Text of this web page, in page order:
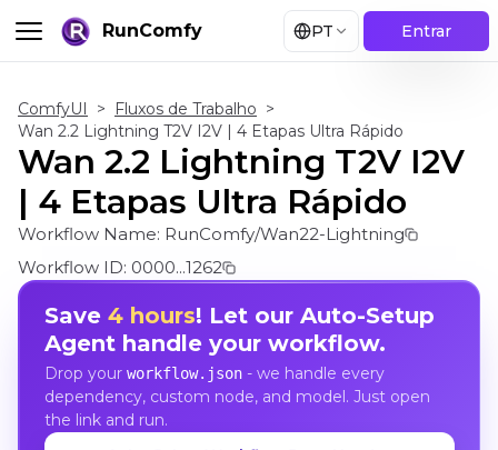
RunComfy PT Entrar
ComfyUI > Fluxos de Trabalho >
Wan 2.2 Lightning T2V I2V | 4 Etapas Ultra Rápido
Wan 2.2 Lightning T2V I2V
| 4 Etapas Ultra Rápido
Workflow Name: RunComfy/Wan22-Lightning
Workflow ID: 0000...1262
Save 4 hours! Let our Auto-Setup
Agent handle your workflow.
Drop your workflow.json- we handle every
dependency, custom node, and model. Just open
the link and run.